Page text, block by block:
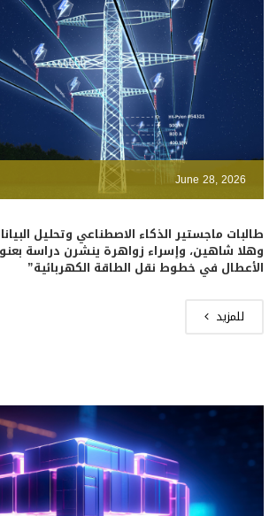
June 28, 2026
طالبات ماجستير الذكاء الاصطناعي وتحليل
وهلا شاهين، وإسراء زواهرة ينشرن دراسة
الأعطال في خطوط نقل الطاقة الكهربائية”
للمزيد